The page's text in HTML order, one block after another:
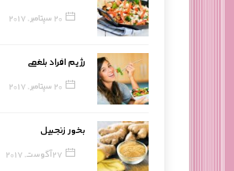
20 سپتامبر, 2017
رژیم افراد بلغمی
20 سپتامبر, 2017
بخور زنجبیل
27 آگوست, 2017